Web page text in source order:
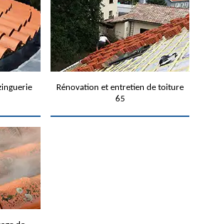
Rénovation et entretien de toiture
65